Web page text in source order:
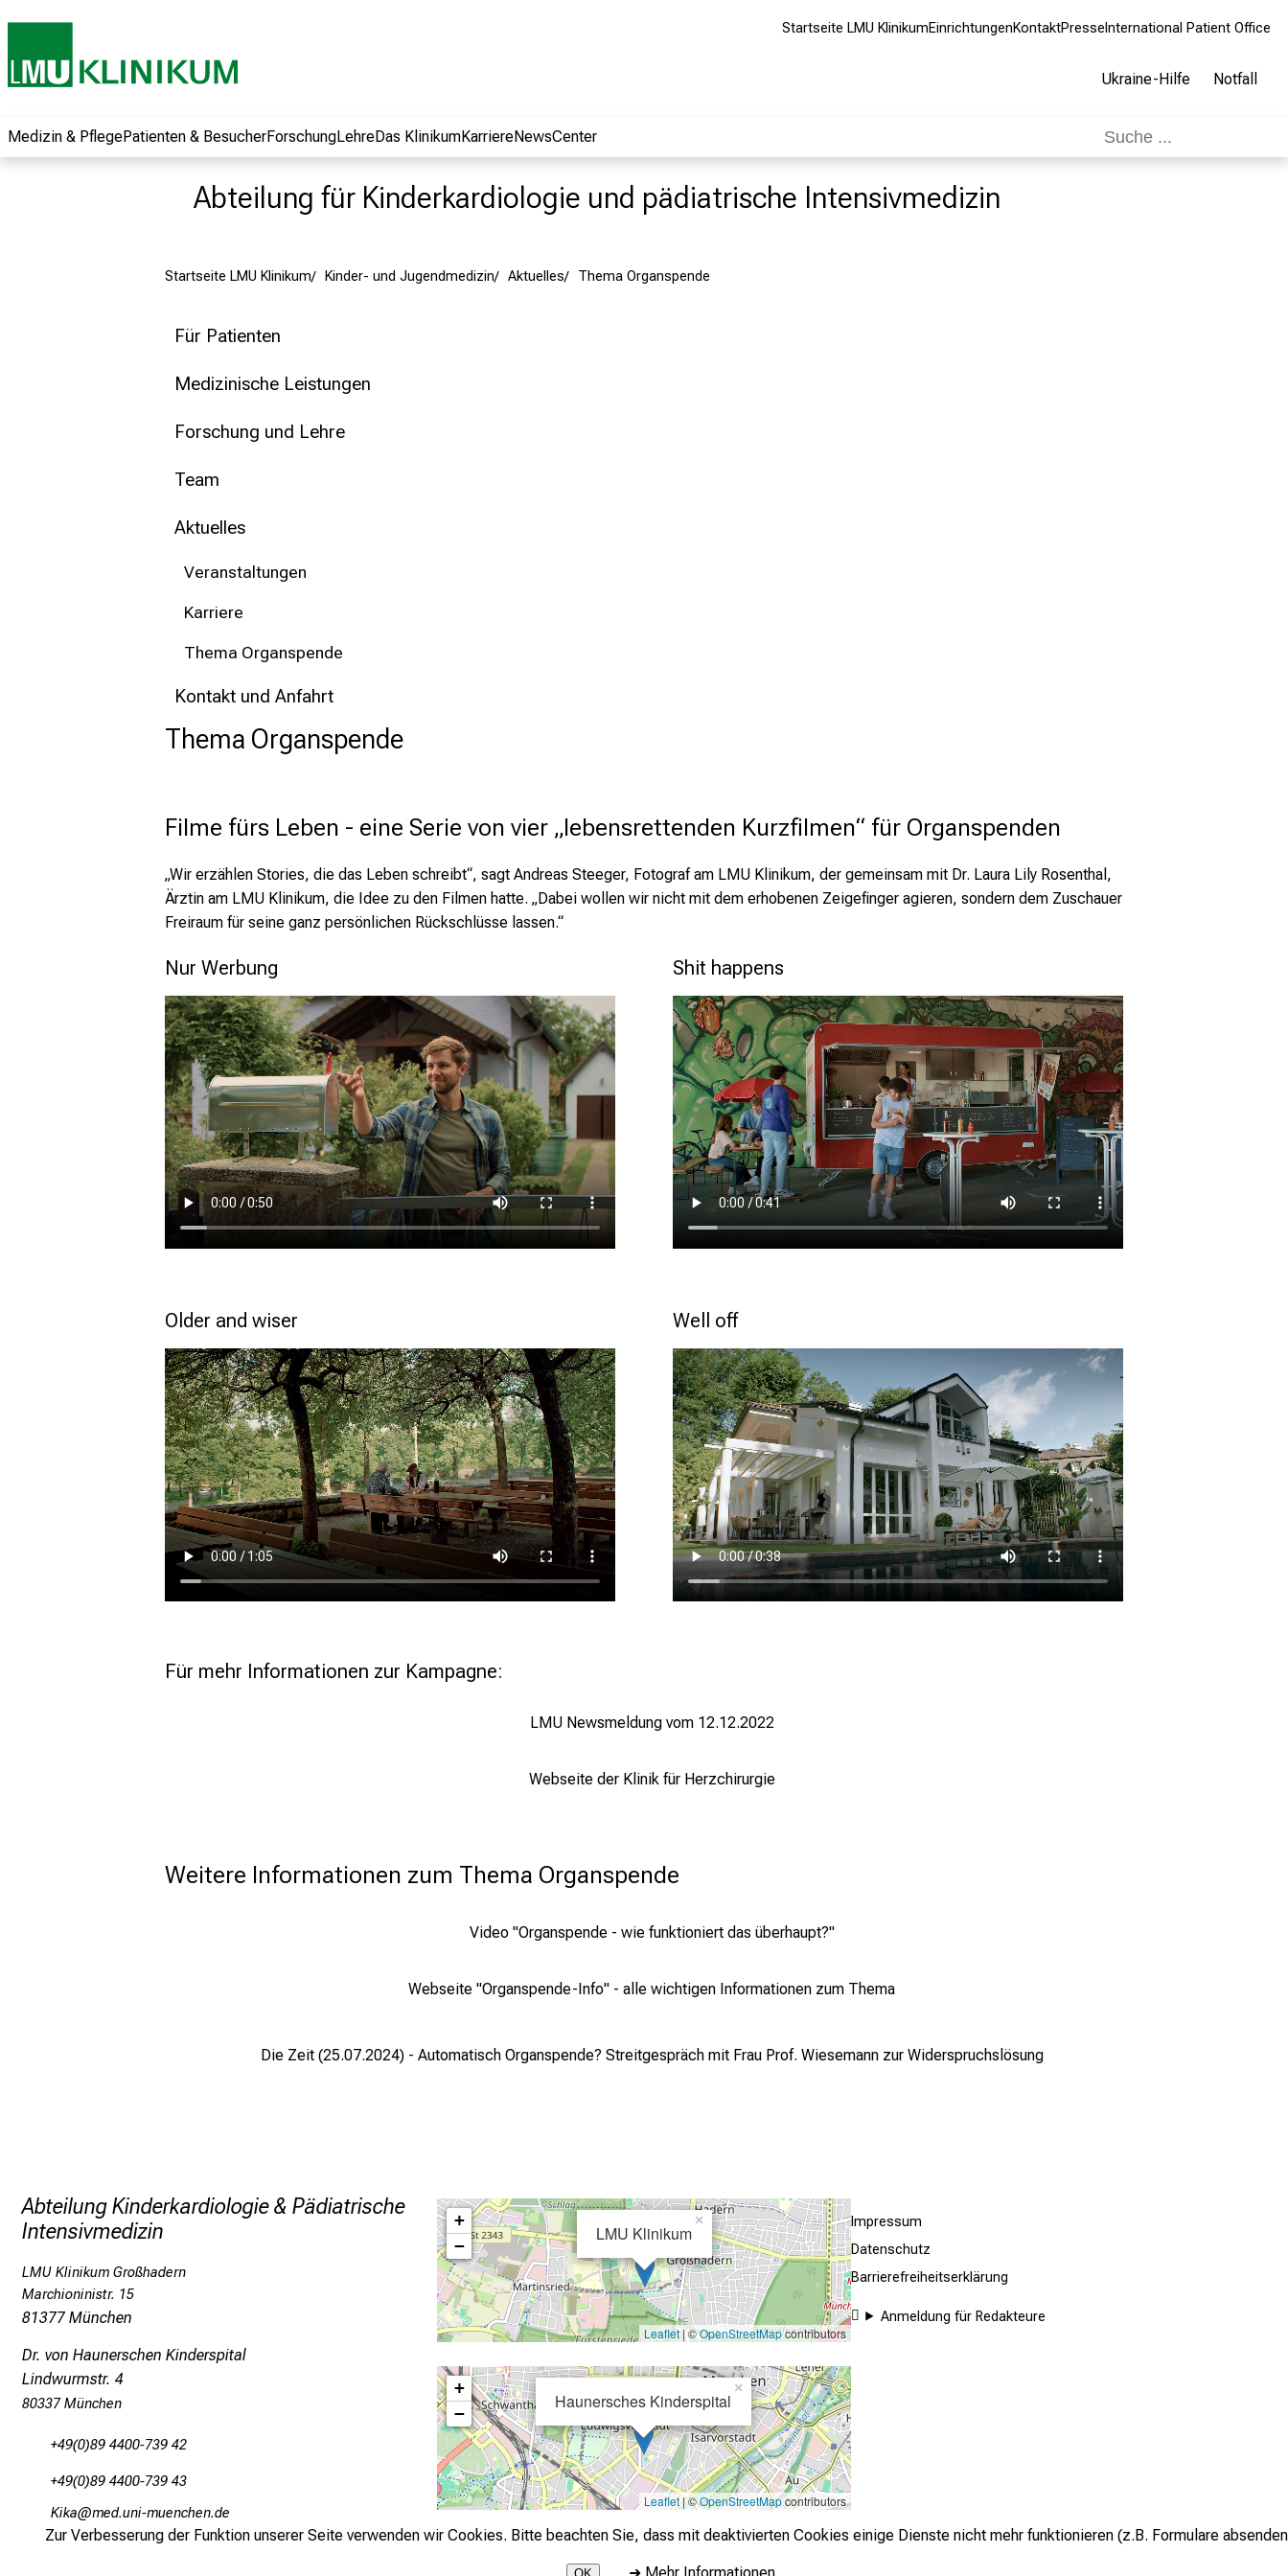
Zur Verbesserung der Funktion unserer Seite verwenden wir Cookies. Bitte beachten Sie, dass mit deaktivierten Cookies einige Dienste nicht mehr funktionieren (z.B. Formulare
Startseite LMU KlinikumEinrichtungenKontaktPresse International Patient Office
Ukraine-Hilfe Notfall
Medizin & PflegePatienten & BesucherForschungLehreDas KlinikumKarriereNewsCenter
Abteilung für Kinderkardiologie und pädiatrische Intensivmedizin
Startseite LMU Klinikum Kinder- und Jugendmedizin Aktuelles Thema Organspende
Für Patienten
Medizinische Leistungen
Forschung und Lehre
Team
Aktuelles
Veranstaltungen
Karriere
Thema Organspende
Kontakt und Anfahrt
Thema Organspende
Filme fürs Leben - eine Serie von vier „lebensrettenden Kurzfilmen“ für Organspenden
„Wir erzählen Stories, die das Leben schreibt“, sagt Andreas Steeger, Fotograf am LMU Klinikum, der gemeinsam mit Dr. Laura Lily Rosenthal,
Ärztin am LMU Klinikum, die Idee zu den Filmen hatte. „Dabei wollen wir nicht mit dem erhobenen Zeigefinger agieren, sondern dem Zuschauer
Freiraum für seine ganz persönlichen Rückschlüsse lassen.“
Nur Werbung Shit happens
Older and wiser Well off
Für mehr Informationen zur Kampagne:
LMU Newsmeldung vom 12.12.2022
Webseite der Klinik für Herzchirurgie
Weitere Informationen zum Thema Organspende
Video "Organspende - wie funktioniert das überhaupt?"
Webseite "Organspende-Info" - alle wichtigen Informationen zum Thema
Die Zeit (25.07.2024) - Automatisch Organspende? Streitgespräch mit Frau Prof. Wiesemann zur Widerspruchslösung
Informationen zu
Jobs, Ausbildungen
Weiterbildungen.
Kommen Sie
begeistern – ganz
ohne Anmeldung.
mehr Informationen
Abteilung Kinderkardiologie & Pädiatrische
Intensivmedizin
LMU Klinikum Großhadern
Marchioninistr. 15
81377 München
Dr. von Haunerschen Kinderspital
Lindwurmstr. 4
80337 München
+49(0)89 4400-739 42
+49(0)89 4400-739 43
Ülog
vimsfulrvfiuyziu-dmi
LMU Klinikum
×
+
−
Leaflet| ©OpenStreetMapcontributors
Haunersches Kinderspital
×
+
−
Leaflet| ©OpenStreetMapcontributors
Impressum
Datenschutz
Barrierefreiheitserklärung
Anmeldung für Redakteure